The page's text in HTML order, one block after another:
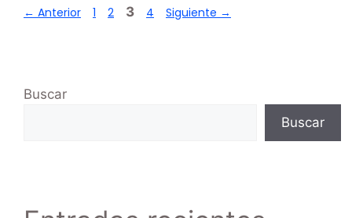
← Anterior 1 2 3 4 Siguiente →
Buscar
Buscar